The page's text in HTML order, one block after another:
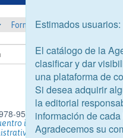
Formato Año de
956-200-141-0
internacional de derecho
del cono sur
Estimados usuarios:
El catálogo de la
clasificar y dar
una plataforma de
Si desea adquirir
la editorial
información de
Agradecemos su